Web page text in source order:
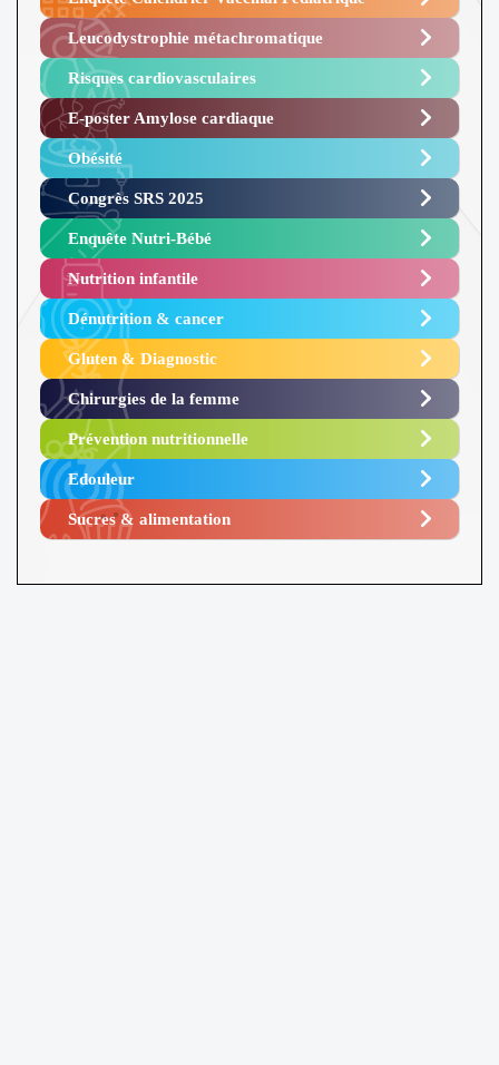
Leucodystrophie métachromatique
Risques cardiovasculaires
E-poster Amylose cardiaque ​
Obésité ​
Congrès SRS 2025 ​
Enquête Nutri-Bébé ​
Nutrition infantile
Dénutrition & cancer
Gluten & Diagnostic
Chirurgies de la femme
Prévention nutritionnelle
Edouleur​
Sucres & alimentation​